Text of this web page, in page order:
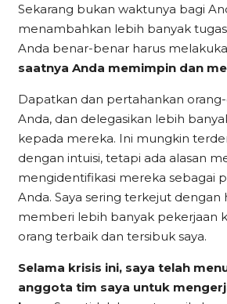
Sekarang bukan waktunya bagi
menambahkan lebih banyak
Anda benar-benar harus
saatnya Anda memimpin dan
Dapatkan dan pertahankan
Anda, dan delegasikan lebih
kepada mereka. Ini mungkin
dengan intuisi, tetapi ada alasan
mengidentifikasi mereka sebagai
Anda. Saya sering terkejut dengan
memberi lebih banyak pekerjaan
orang terbaik dan tersibuk saya.
Selama krisis ini, saya telah
anggota tim saya untuk